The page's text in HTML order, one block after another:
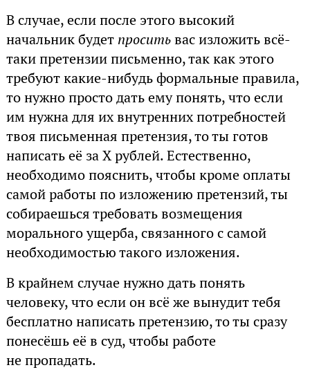
В случае, если после этого высокий
начальник будет проситьвас изложить всё-
таки претензии письменно, так как этого
требуют какие-нибудь формальные правила,
то нужно просто дать ему понять, что если
им нужна для их внутренних потребностей
твоя письменная претензия, то ты готов
написать её за X рублей. Естественно,
необходимо пояснить, чтобы кроме оплаты
самой работы по изложению претензий, ты
собираешься требовать возмещения
морального ущерба, связанного с самой
необходимостью такого изложения.
В крайнем случае нужно дать понять
человеку, что если он всё же вынудит тебя
бесплатно написать претензию, то ты сразу
понесёшь её в суд, чтобы работе
не пропадать.